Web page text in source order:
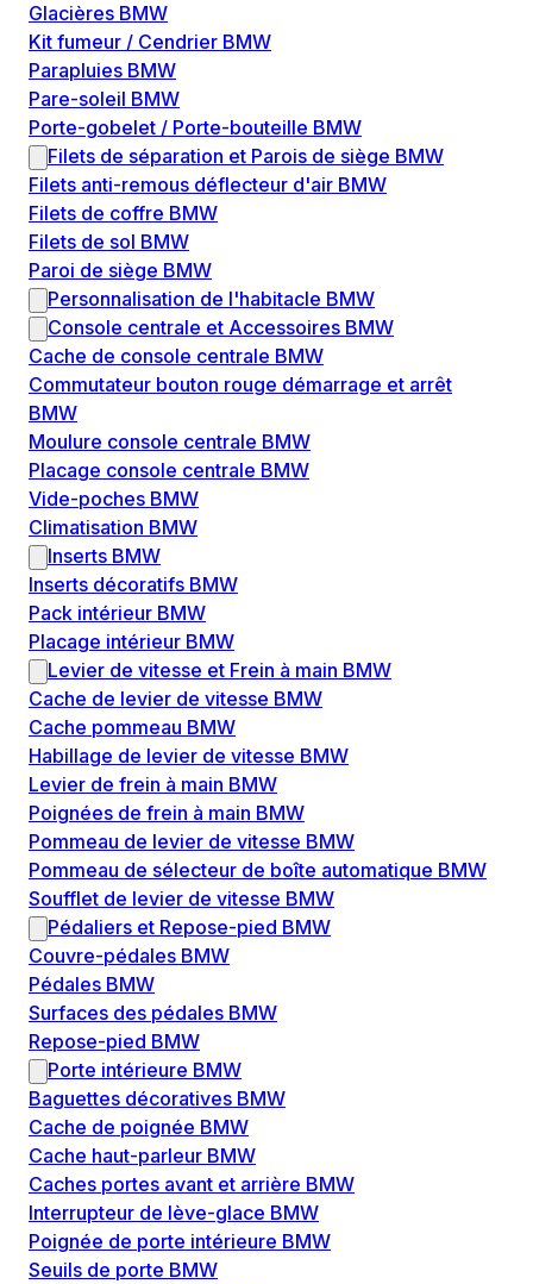
Glacières BMW
Kit fumeur / Cendrier BMW
Parapluies BMW
Pare-soleil BMW
Porte-gobelet / Porte-bouteille BMW
Filets de séparation et Parois de siège BMW
Filets anti-remous déflecteur d'air BMW
Filets de coffre BMW
Filets de sol BMW
Paroi de siège BMW
Personnalisation de l'habitacle BMW
Console centrale et Accessoires BMW
Cache de console centrale BMW
Commutateur bouton rouge démarrage et arrêt
BMW
Moulure console centrale BMW
Placage console centrale BMW
Vide-poches BMW
Climatisation BMW
Inserts BMW
Inserts décoratifs BMW
Pack intérieur BMW
Placage intérieur BMW
Levier de vitesse et Frein à main BMW
Cache de levier de vitesse BMW
Cache pommeau BMW
Habillage de levier de vitesse BMW
Levier de frein à main BMW
Poignées de frein à main BMW
Pommeau de levier de vitesse BMW
Pommeau de sélecteur de boîte automatique BMW
Soufflet de levier de vitesse BMW
Pédaliers et Repose-pied BMW
Couvre-pédales BMW
Pédales BMW
Surfaces des pédales BMW
Repose-pied BMW
Porte intérieure BMW
Baguettes décoratives BMW
Cache de poignée BMW
Cache haut-parleur BMW
Caches portes avant et arrière BMW
Interrupteur de lève-glace BMW
Poignée de porte intérieure BMW
Seuils de porte BMW